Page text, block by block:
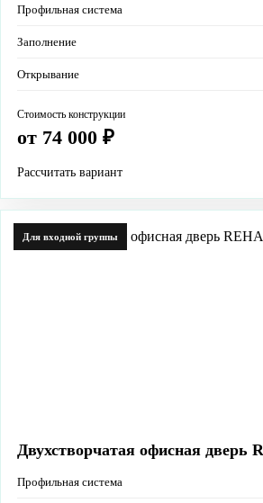
Профильная система
Заполнение
Открывание
Стоимость конструкции
от 74 000 ₽
Рассчитать вариант
Для входной группы
Двухстворчатая офисная дверь
Профильная система